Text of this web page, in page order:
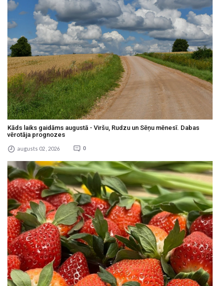
Kāds laiks gaidāms augustā - Viršu, Rudzu un Sēņu mēnesī. Dabas
vērotāja prognozes
augusts 02 , 2026 0